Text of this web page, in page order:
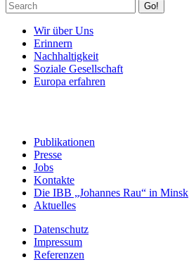
Go!
Wir über Uns
Erinnern
Nachhaltigkeit
Soziale Gesellschaft
Europa erfahren
Publikationen
Presse
Jobs
Kontakte
Die IBB „Johannes Rau“ in Minsk
Aktuelles
Datenschutz
Impressum
Referenzen